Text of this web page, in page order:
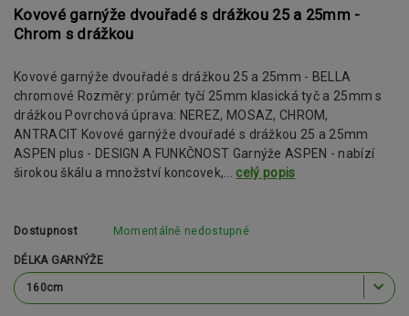
Kovové garnýže dvouřadé s drážkou 25 a 25mm -
Chrom s drážkou
Kovové garnýže dvouřadé s drážkou 25 a 25mm - BELLA
chromové Rozměry: průměr tyčí 25mm klasická tyč a 25mm s
drážkou Povrchová úprava: NEREZ, MOSAZ, CHROM,
ANTRACIT Kovové garnýže dvouřadé s drážkou 25 a 25mm
ASPEN plus - DESIGN A FUNKČNOST Garnýže ASPEN - nabízí
širokou škálu a množství koncovek,... celý popis
Dostupnost Momentálně nedostupné
DÉLKA GARNÝŽE